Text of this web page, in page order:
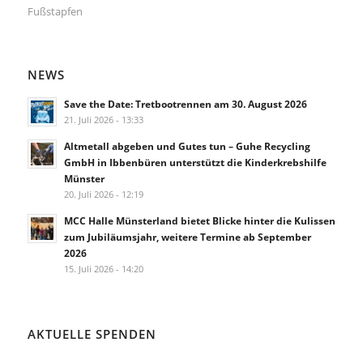
Fußstapfen
NEWS
Save the Date: Tretbootrennen am 30. August 2026
21. Juli 2026 - 13:33
Altmetall abgeben und Gutes tun – Guhe Recycling
GmbH in Ibbenbüren unterstützt die Kinderkrebshilfe
Münster
20. Juli 2026 - 12:19
MCC Halle Münsterland bietet Blicke hinter die Kulissen
zum Jubiläumsjahr, weitere Termine ab September
2026
15. Juli 2026 - 14:20
AKTUELLE SPENDEN